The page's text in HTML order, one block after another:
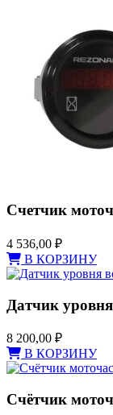
Счетчик
4 536,00 ₽
В КОРЗИНУ
Датчик
8 200,00 ₽
В КОРЗИНУ
Счётчик